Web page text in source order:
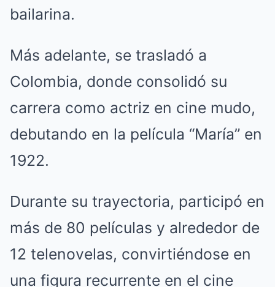
bailarina.
Más adelante, se trasladó a
Colombia, donde consolidó su
carrera como actriz en cine mudo,
debutando en la película “María” en
1922.
Durante su trayectoria, participó en
más de 80 películas y alrededor de
12 telenovelas, convirtiéndose en
una figura recurrente en el cine